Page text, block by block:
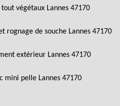
végétaux Lannes 47170
rognage de souche Lannes 47170
extérieur Lannes 47170
mini pelle Lannes 47170